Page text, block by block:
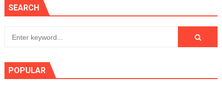
SEARCH
POPULAR